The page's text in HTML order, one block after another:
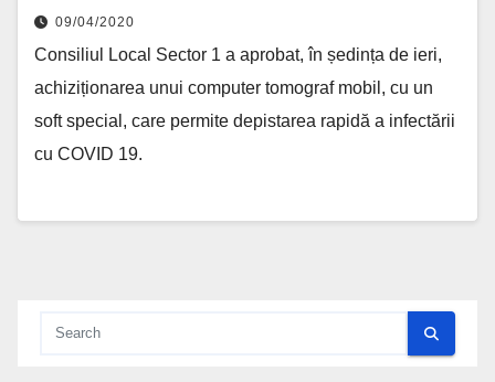
09/04/2020
Consiliul Local Sector 1 a aprobat, în ședința de ieri,
achiziționarea unui computer tomograf mobil, cu un
soft special, care permite depistarea rapidă a infectării
cu COVID 19.